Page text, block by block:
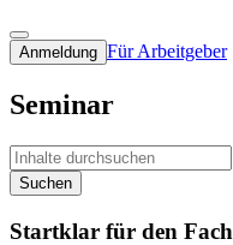
Anmeldung Für Arbeitgeber
Seminar
Suchen
Startklar für den